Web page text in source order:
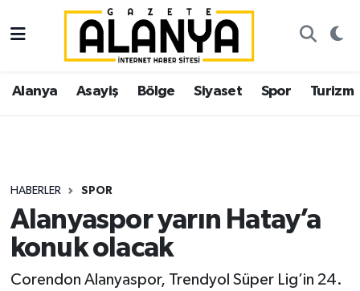
Alanya Asayiş Bölge Siyaset Spor Turizm
HABERLER SPOR
Alanyaspor yarın Hatay’a
konuk olacak
Corendon Alanyaspor, Trendyol Süper Lig’in 24.
Alanya
Asayiş
Siyaset
Spor
İstanbul Nöbetçi Eczaneler
İstanbul Hava Durumu
Süper Lig Puan Durumu ve Fikstür
Tüm Manşetler